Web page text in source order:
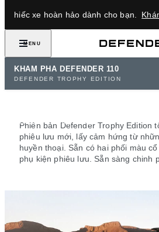
chiếc xe hoàn hảo dành cho bạn.
MENU
KHÁM PHÁ DEFENDER 110
DEFENDER TROPHY EDITION
DEFENDER
Kế thừa từ sự vĩ đại.
Phiên bản Defender Trophy Edition
phiêu lưu mới, lấy cảm hứng từ
huyền thoại. Sẵn có hai phối màu
phụ kiện phiêu lưu. Sẵn sàng chinh